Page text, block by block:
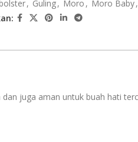
, Guling, Moro , Moro Baby,
juga aman untuk buah hati